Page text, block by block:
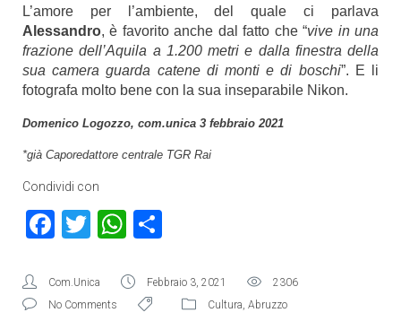
L’amore per l’ambiente, del quale ci parlava
Alessandro, è favorito anche dal fatto che “vive in una
frazione dell’Aquila a 1.200 metri e dalla finestra della
sua camera guarda catene di monti e di boschi”. E li
fotografa molto bene con la sua inseparabile Nikon.
Domenico Logozzo, com.unica 3 febbraio 2021
*già Caporedattore centrale TGR Rai
Condividi con
Facebook
TwitterWhatsApp
Com.Unica Febbraio 3, 2021
2306
No Comments
Cultura, Abruzzo